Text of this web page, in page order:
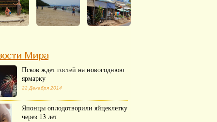
Мира
Псков ждет гостей на новогоднюю
ярмарку
22 Декабря 2014
Японцы оплодотворили яйцеклетку
через 13 лет